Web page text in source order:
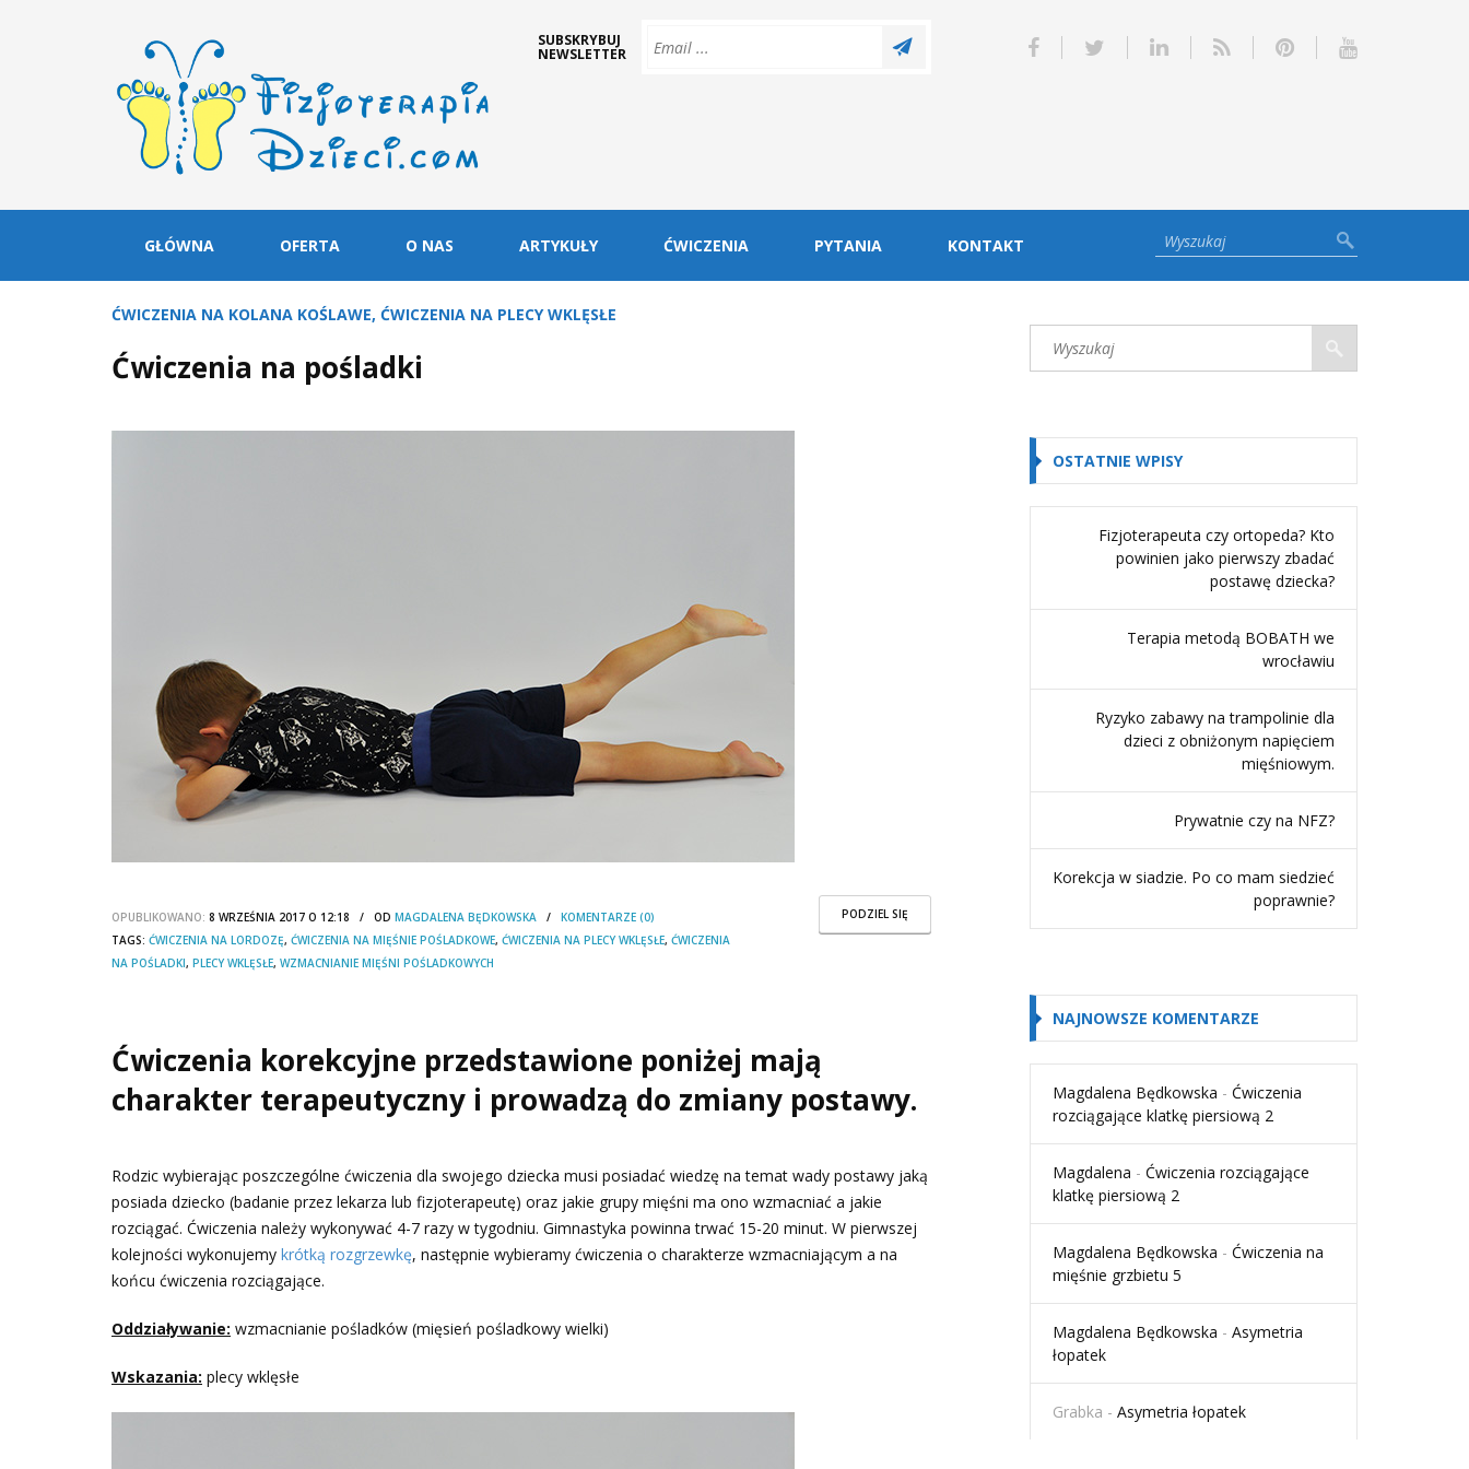
SUBSKRYBUJ
NEWSLETTER
GŁÓWNA OFERTA O NAS ARTYKUŁY ĆWICZENIA PYTANIA KONTAKT
ĆWICZENIA NA KOLANA KOŚLAWE, ĆWICZENIA NA PLECY WKLĘSŁE
Ćwiczenia na pośladki
PODZIEL SIĘ
OPUBLIKOWANO: 8 WRZEŚNIA 2017 O 12:18 / OD MAGDALENA BĘDKOWSKA / KOMENTARZE (0)
TAGS: ĆWICZENIA NA LORDOZĘ, ĆWICZENIA NA MIĘŚNIE POŚLADKOWE, ĆWICZENIA NA PLECY WKLĘSŁE, ĆWICZENIA
NA POŚLADKI, PLECY WKLĘSŁE, WZMACNIANIE MIĘŚNI POŚLADKOWYCH
Ćwiczenia korekcyjne przedstawione poniżej mają
charakter terapeutyczny i prowadzą do zmiany postawy.
Rodzic wybierając poszczególne ćwiczenia dla swojego dziecka musi posiadać wiedzę na temat wady postawy jaką
posiada dziecko (badanie przez lekarza lub fizjoterapeutę) oraz jakie grupy mięśni ma ono wzmacniać a jakie
rozciągać. Ćwiczenia należy wykonywać 4-7 razy w tygodniu. Gimnastyka powinna trwać 15-20 minut. W pierwszej
kolejności wykonujemy krótką rozgrzewkę, następnie wybieramy ćwiczenia o charakterze wzmacniającym a na
końcu ćwiczenia rozciągające.
Oddziaływanie: wzmacnianie pośladków (mięsień pośladkowy wielki)
Wskazania: plecy wklęsłe
OSTATNIE WPISY
Fizjoterapeuta czy ortopeda? Kto
powinien jako pierwszy zbadać
postawę dziecka?
Terapia metodą BOBATH we
wrocławiu
Ryzyko zabawy na trampolinie dla
dzieci z obniżonym napięciem
mięśniowym.
Prywatnie czy na NFZ?
Korekcja w siadzie. Po co mam siedzieć
poprawnie?
NAJNOWSZE KOMENTARZE
Magdalena Będkowska - Ćwiczenia
rozciągające klatkę piersiową 2
Magdalena - Ćwiczenia rozciągające
klatkę piersiową 2
Magdalena Będkowska - Ćwiczenia na
mięśnie grzbietu 5
Magdalena Będkowska - Asymetria
łopatek
Grabka - Asymetria łopatek